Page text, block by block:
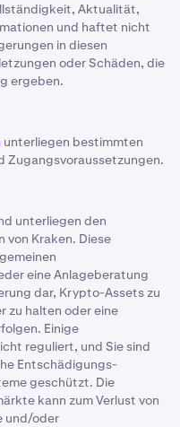
Aktualität,
und haftet nicht
in diesen
oder Schäden, die
ergeben.
unterliegen bestimmten
Zugangsvoraussetzungen.
unterliegen den
von Kraken. Diese
eine Anlageberatung
dar, Krypto-Assets zu
zu halten oder eine
Einige
reguliert, und Sie sind
Entschädigungs-
geschützt. Die
kann zum Verlust von
und/oder